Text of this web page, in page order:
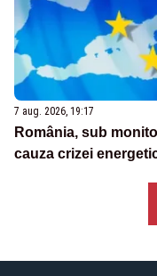
7 aug. 2026, 19:17
România, sub
cauza crizei